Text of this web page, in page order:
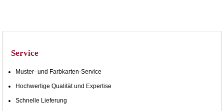
Service
Muster- und Farbkarten-Service
Hochwertige Qualität und Expertise
Schnelle Lieferung